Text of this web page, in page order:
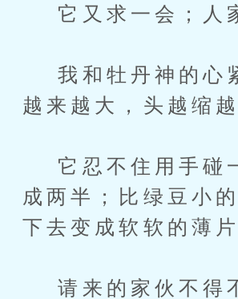
它又求一会；人
我和牡丹神的心
越来越大，头越缩
它忍不住用手碰
成两半；比绿豆小
下去变成软软的薄
请来的家伙不得